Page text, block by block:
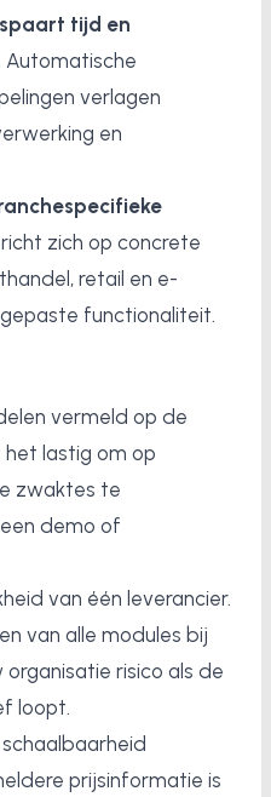
tijd en
Automatische
verlagen
en
zich op concrete
retail en e-
functionaliteit.
vermeld op de
lastig om op
zwaktes te
demo of
van één leverancier.
van alle modules bij
risico als de
loopt.
prijsinformatie is